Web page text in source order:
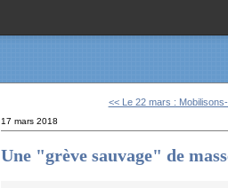
<< Le 22 mars :
17 mars 2018
Une "grève sauvage" de